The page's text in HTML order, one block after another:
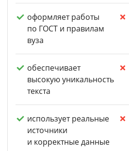
оформляет работы
по ГОСТ и правилам
вуза
обеспечивает
высокую уникальность
текста
использует реальные
источники
и корректные данные